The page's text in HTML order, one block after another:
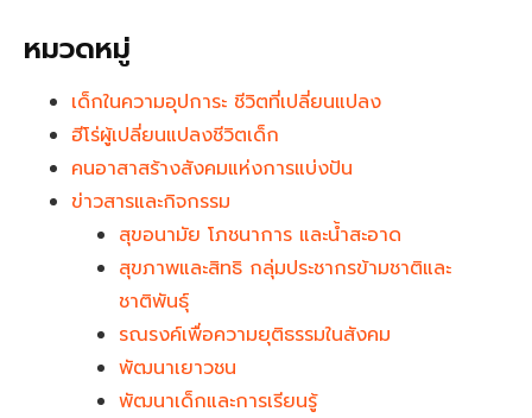
หมวดหมู่
เด็กในความอุปการะ ชีวิตที่เปลี่ยนแปลง
ฮีโร่ผู้เปลี่ยนแปลงชีวิตเด็ก
คนอาสาสร้างสังคมแห่งการแบ่งปัน
ข่าวสารและกิจกรรม
สุขอนามัย โภชนาการ และน้ำสะอาด
สุขภาพและสิทธิ กลุ่มประชากรข้ามชาติและ
ชาติพันธุ์
รณรงค์เพื่อความยุติธรรมในสังคม
พัฒนาเยาวชน
พัฒนาเด็กและการเรียนรู้